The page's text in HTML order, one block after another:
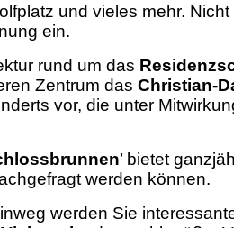
und vieles mehr.
ein.
rund um das
Zentrum das Christian-
vor, die unter
’ bietet
werden können.
werden Sie